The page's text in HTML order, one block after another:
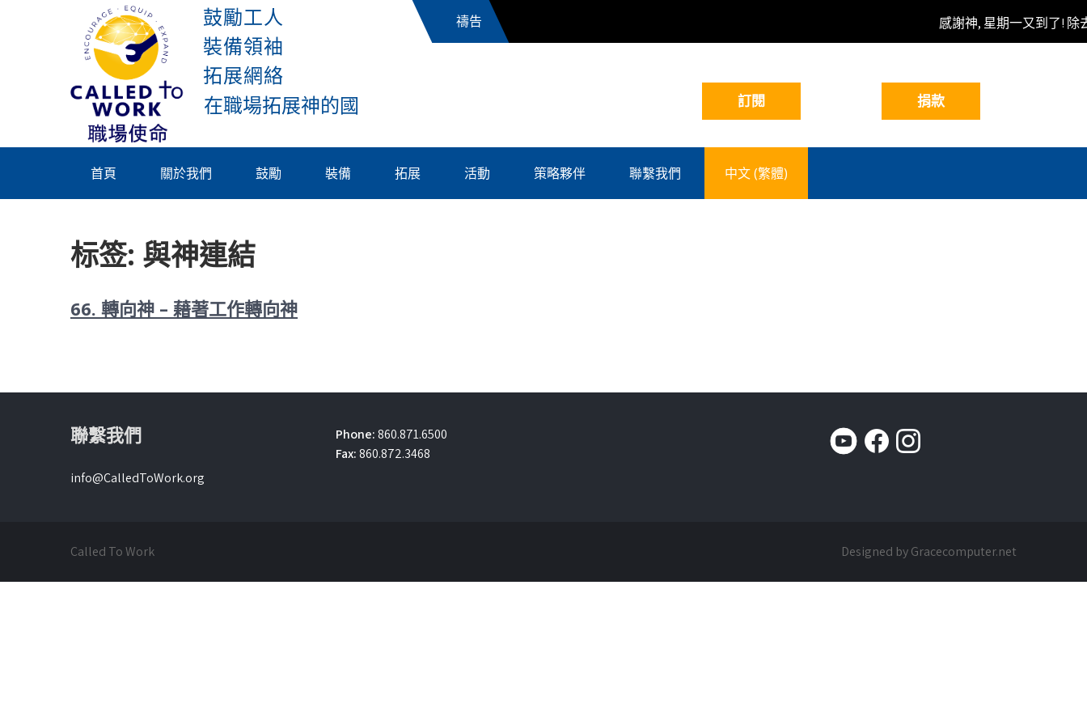
感謝神, 星期一又到了! 除
Called To
Work
鼓勵工人
裝備領袖
拓展網絡
首頁 關於我們 鼓勵 裝備 拓展 活動 策略夥伴 聯繫我們 中文 (繁體)
标签: 與神連結
66. 轉向神 – 藉著工作轉向神
聯繫我們
info@CalledToWork.org
Phone:860.871.6500
Fax:860.872.3468
Called To Work